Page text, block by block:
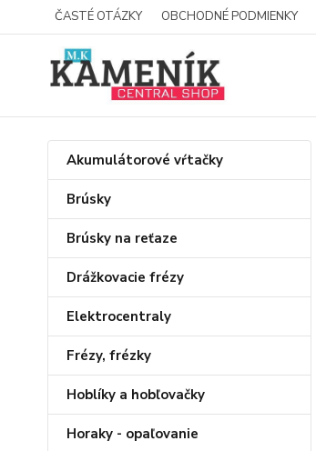
ČASTÉ OTÁZKY OBCHODNÉ PODMIENKY
Akumulátorové vŕtačky
Brúsky
Brúsky na reťaze
Drážkovacie frézy
Elektrocentraly
Frézy, frézky
Hoblíky a hobľovačky
Horaky - opaľovanie